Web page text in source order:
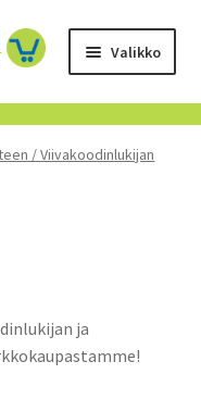
Valikko
/ Viivakoodinlukijan
ja